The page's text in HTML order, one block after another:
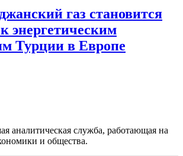
газ становится
энергетическим
Турции в Европе
аналитическая служба, работающая на
и общества.